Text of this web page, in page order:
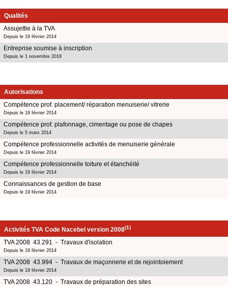
Qualités
Assujettie à la TVA
Depuis le 19 février 2014
Entreprise soumise à inscription
Depuis le 1 novembre 2018
Autorisations
Compétence prof. placement/ réparation menuiserie/ vitrerie
Depuis le 19 février 2014
Compétence prof. plafonnage, cimentage ou pose de chapes
Depuis le 5 mars 2014
Compétence professionnelle activités de menuiserie générale
Depuis le 19 février 2014
Compétence professionnelle toiture et étanchéité
Depuis le 19 février 2014
Connaissances de gestion de base
Depuis le 19 février 2014
Activités TVA Code Nacebel version 2008(1)
TVA 2008 43.291 - Travaux d'isolation
Depuis le 19 février 2014
TVA 2008 43.994 - Travaux de maçonnerie et de rejointoiement
Depuis le 19 février 2014
TVA 2008 43.120 - Travaux de préparation des sites